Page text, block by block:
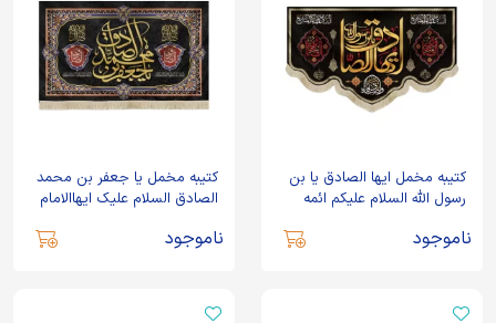
کتیبه مخمل ایها الصادق یا بن
رسول الله السلام علیکم ائمه
ناموجود
کتیبه مخمل یا جعفر بن محمد
الصادق السلام علیک ایهاالامام
ناموجود